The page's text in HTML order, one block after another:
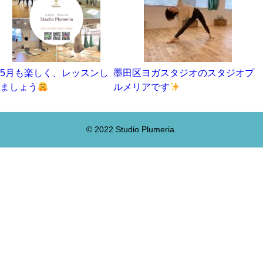
5月も楽しく、レッスンし
ましょう
墨田区ヨガスタジオのスタジオプ
ルメリアです
© 2022 Studio Plumeria.